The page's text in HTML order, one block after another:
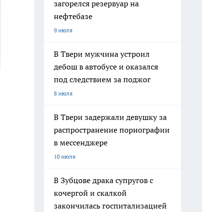
загорелся резервуар на
нефтебазе
9 июля
В Твери мужчина устроил
дебош в автобусе и оказался
под следствием за поджог
8 июля
В Твери задержали девушку за
распространение порнографии
в мессенджере
10 июля
В Зубцове драка супругов с
кочергой и скалкой
закончилась госпитализацией